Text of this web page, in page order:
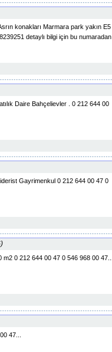
konakları Marmara park yakın E5
detaylı bilgi için bu numaradan
Daire Bahçelievler . 0 212 644 00
Gayrimenkul 0 212 644 00 47 0
0 212 644 00 47 0 546 968 00 47...
47...